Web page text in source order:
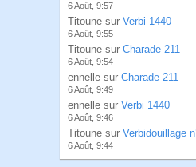
6 Août, 9:57
Titoune sur Verbi 1440
6 Août, 9:55
Titoune sur Charade 211
6 Août, 9:54
ennelle sur Charade 211
6 Août, 9:49
ennelle sur Verbi 1440
6 Août, 9:46
Titoune sur Verbidouillage
6 Août, 9:44